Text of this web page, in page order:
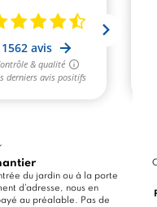
du jardin ou à la porte
d'adresse, nous en
au préalable. Pas de